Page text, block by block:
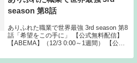
season 第8話
ありふれた職業で世界最強 3rd season 第8
話「希望をこの手に」 【公式無料配信】
【ABEMA】（12/3 0:00～1週間） 【公式
【ABEMA】 【Amazonプ Source: N...